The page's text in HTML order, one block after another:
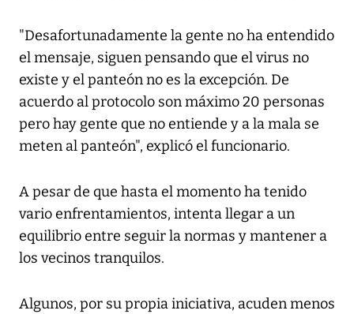
"Desafortunadamente la gente no ha entendido
el mensaje, siguen pensando que el virus no
existe y el panteón no es la excepción. De
acuerdo al protocolo son máximo 20 personas
pero hay gente que no entiende y a la mala se
meten al panteón", explicó el funcionario.
A pesar de que hasta el momento ha tenido
vario enfrentamientos, intenta llegar a un
equilibrio entre seguir la normas y mantener a
los vecinos tranquilos.
Algunos, por su propia iniciativa, acuden menos